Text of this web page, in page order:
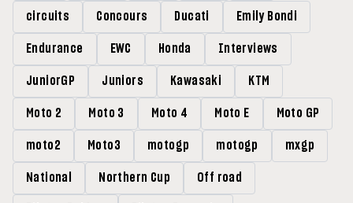
circuits Concours Ducati Emily Bondi
Endurance EWC Honda Interviews
JuniorGP Juniors Kawasaki KTM
Moto 2 Moto 3 Moto 4 Moto E Moto GP
moto2 Moto3 motogp motogp mxgp
National Northern Cup Off road